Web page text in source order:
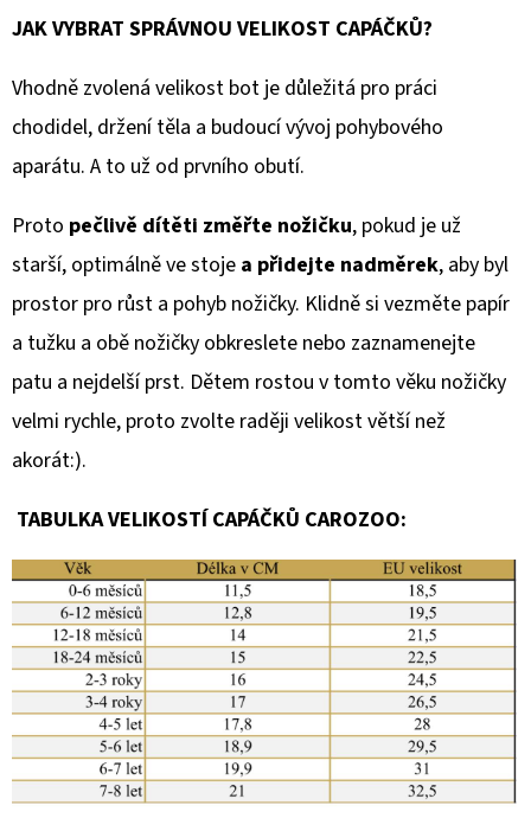
JAK VYBRAT SPRÁVNOU VELIKOST CAPÁČKŮ?
Vhodně zvolená velikost bot je důležitá pro práci
chodidel, držení těla a budoucí vývoj pohybového
aparátu. A to už od prvního obutí.
Proto pečlivě dítěti změřte nožičku, pokud je už
starší, optimálně ve stoje a přidejte nadměrek, aby byl
prostor pro růst a pohyb nožičky. Klidně si vezměte papír
a tužku a obě nožičky obkreslete nebo zaznamenejte
patu a nejdelší prst. Dětem rostou v tomto věku nožičky
velmi rychle, proto zvolte raději velikost větší než
akorát:).
TABULKA VELIKOSTÍ CAPÁČKŮ CAROZOO: